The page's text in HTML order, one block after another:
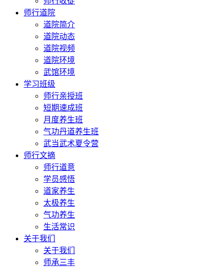
师行道院
道院简介
道院动态
道院视频
道院环境
武馆环境
学习班级
师行亲授班
短期速成班
月度养生班
气功丹道养生班
武当武术夏令营
师行文摘
师行道意
学员感悟
道家养生
太极养生
气功养生
生活常识
关于我们
关于我们
师承三丰